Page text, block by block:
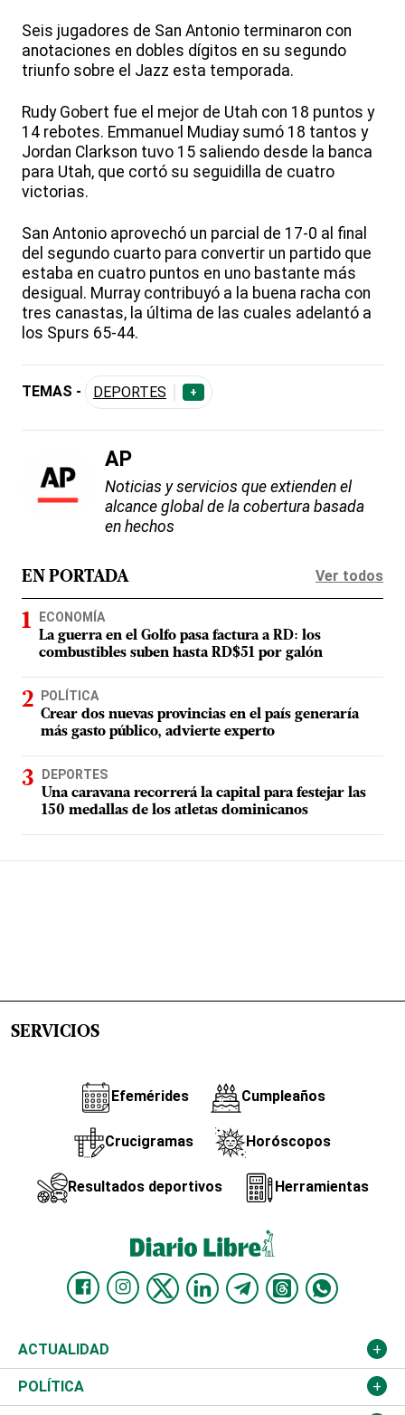
Seis jugadores de San Antonio terminaron con
anotaciones en dobles dígitos en su segundo
triunfo sobre el Jazz esta temporada.
Rudy Gobert fue el mejor de Utah con 18 puntos y
14 rebotes. Emmanuel Mudiay sumó 18 tantos y
Jordan Clarkson tuvo 15 saliendo desde la banca
para Utah, que cortó su seguidilla de cuatro
victorias.
San Antonio aprovechó un parcial de 17-0 al final
del segundo cuarto para convertir un partido que
estaba en cuatro puntos en uno bastante más
desigual. Murray contribuyó a la buena racha con
tres canastas, la última de las cuales adelantó a
los Spurs 65-44.
TEMAS - DEPORTES +
AP
Noticias y servicios que extienden el
alcance global de la cobertura basada
en hechos
EN PORTADA Ver todos
ECONOMÍA
La guerra en el Golfo pasa factura a RD: los
combustibles suben hasta RD$51 por galón
POLÍTICA
Crear dos nuevas provincias en el país generaría
más gasto público, advierte experto
DEPORTES
Una caravana recorrerá la capital para festejar las
150 medallas de los atletas dominicanos
SERVICIOS
Efemérides Cumpleaños
Crucigramas Horóscopos
Resultados deportivos Herramientas
ACTUALIDAD
Nacional
POLÍTICA